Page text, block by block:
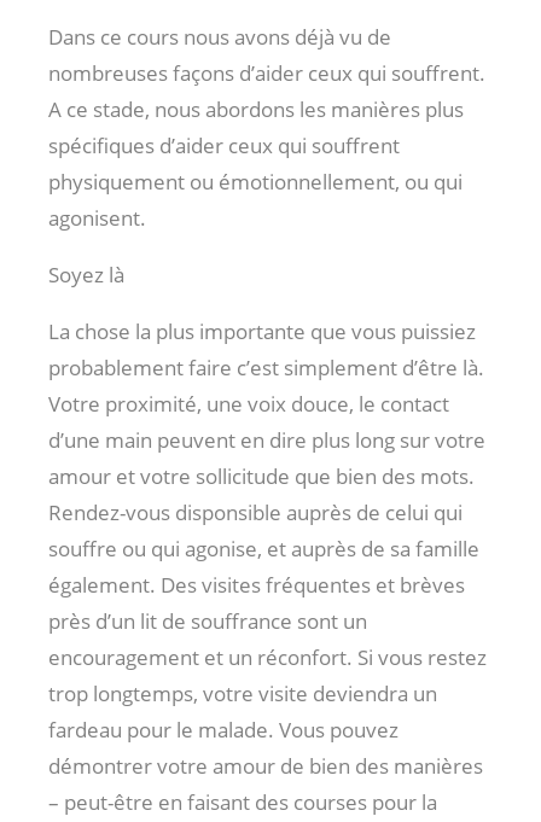
Dans ce cours nous avons déjà vu de
nombreuses façons d’aider ceux qui souffrent.
A ce stade, nous abordons les manières plus
spécifiques d’aider ceux qui souffrent
physiquement ou émotionnellement, ou qui
agonisent.
Soyez là
La chose la plus importante que vous puissiez
probablement faire c’est simplement d’être là.
Votre proximité, une voix douce, le contact
d’une main peuvent en dire plus long sur votre
amour et votre sollicitude que bien des mots.
Rendez-vous disponsible auprès de celui qui
souffre ou qui agonise, et auprès de sa famille
également. Des visites fréquentes et brèves
près d’un lit de souffrance sont un
encouragement et un réconfort. Si vous restez
trop longtemps, votre visite deviendra un
fardeau pour le malade. Vous pouvez
démontrer votre amour de bien des manières
– peut-être en faisant des courses pour la